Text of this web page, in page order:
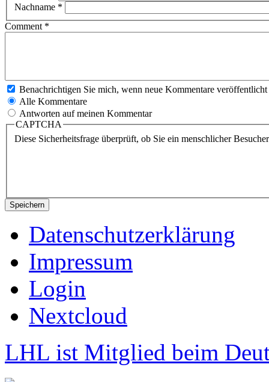
Nachname *
Comment *
Benachrichtigen Sie mich, wenn neue Kommentare
Alle Kommentare
Antworten auf meinen Kommentar
CAPTCHA
Diese Sicherheitsfrage überprüft, ob Sie ein menschlicher
Datenschutzerklärung
Impressum
Login
Nextcloud
LHL ist Mitglied beim